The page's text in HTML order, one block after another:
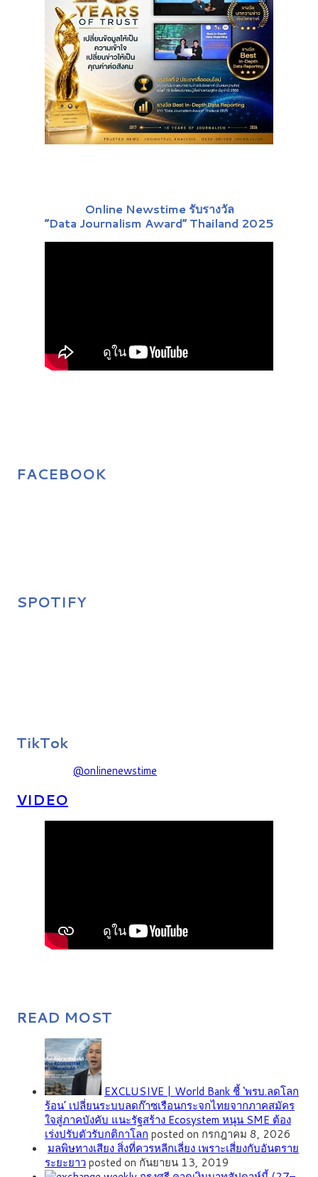
Online Newstime รับรางวัล
“Data Journalism Award” Thailand 2025
FACEBOOK
SPOTIFY
TikTok
@onlinenewstime
VIDEO
READ MOST
EXCLUSIVE | World Bank ชี้ ‘พรบ.ลดโลก
ร้อน’ เปลี่ยนระบบลดก๊าซเรือนกระจกไทยจากภาคสมัคร
ใจสู่ภาคบังคับ แนะรัฐสร้าง Ecosystem หนุน SME ต้อง
เร่งปรับตัวรับกติกาโลก posted on กรกฎาคม 8, 2026
มลพิษทางเสียง สิ่งที่ควรหลีกเลี่ยง เพราะเสี่ยงกับอันตราย
ระยะยาวposted on กันยายน 13, 2019